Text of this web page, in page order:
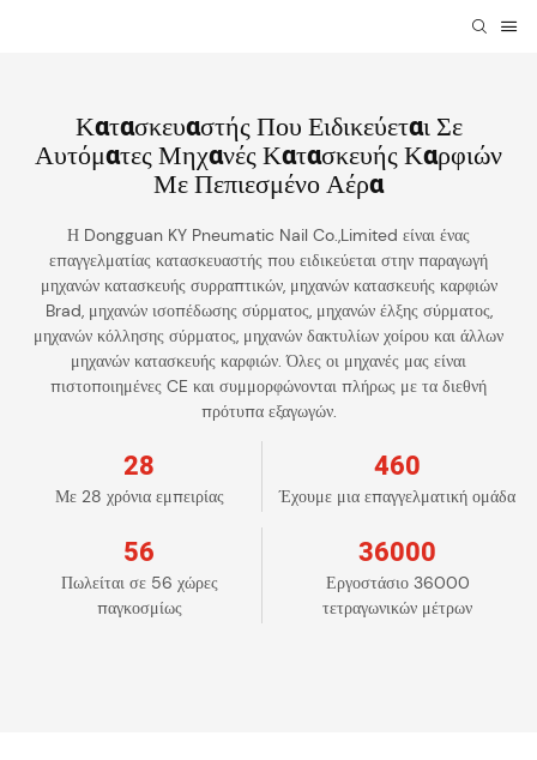
Κατασκευαστής Που Ειδικεύεται Σε
Αυτόματες Μηχανές Κατασκευής Καρφιών
Με Πεπιεσμένο Αέρα
Η Dongguan KY Pneumatic Nail Co.,Limited είναι ένας
επαγγελματίας κατασκευαστής που ειδικεύεται στην παραγωγή
μηχανών κατασκευής συρραπτικών, μηχανών κατασκευής καρφιών
Brad, μηχανών ισοπέδωσης σύρματος, μηχανών έλξης σύρματος,
μηχανών κόλλησης σύρματος, μηχανών δακτυλίων χοίρου και άλλων
μηχανών κατασκευής καρφιών. Όλες οι μηχανές μας είναι
πιστοποιημένες CE και συμμορφώνονται πλήρως με τα διεθνή
πρότυπα εξαγωγών.
28
Με 28 χρόνια εμπειρίας
460
Έχουμε μια επαγγελματική ομάδα
56
Πωλείται σε 56 χώρες
παγκοσμίως
36000
Εργοστάσιο 36000
τετραγωνικών μέτρων